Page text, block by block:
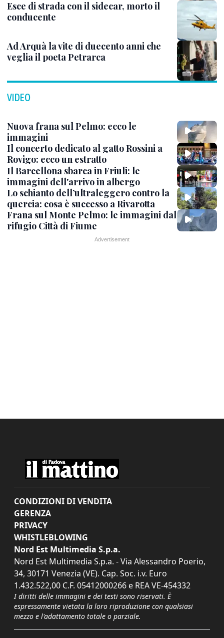
Esce di strada con il sidecar, morto il
conducente
Ad Arquà la vite di duecento anni che
veglia il poeta Petrarca
VIDEO
Nuova frana sul Pelmo: ecco le
immagini
Il concerto dedicato al gatto Rossini a
Rovigo: ecco un estratto
Il Barcellona sbarca in Friuli: le
immagini dell'arrivo in albergo
Lo schianto dell’ultraleggero contro la
quercia: cosa è successo a Rivarotta
Frana sul Monte Pelmo: le immagini dal
rifugio Città di Fiume
CONDIZIONI DI VENDITA
GERENZA
PRIVACY
WHISTLEBLOWING
Nord Est Multimedia S.p.a.
Nord Est Multimedia S.p.a. - Via Alessandro Poerio,
34, 30171 Venezia (VE). Cap. Soc. i.v. Euro
1.432.522,00 C.F. 05412000266 e REA VE-454332
I diritti delle immagini e dei testi sono riservati. È
espressamente vietata la loro riproduzione con qualsiasi
mezzo e l'adattamento totale o parziale.